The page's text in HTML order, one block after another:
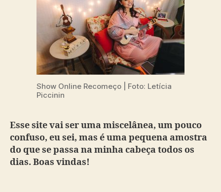
Show Online Recomeço | Foto: Letícia
Piccinin
Esse site vai ser uma miscelânea, um pouco
confuso, eu sei, mas é uma pequena amostra
do que se passa na minha cabeça todos os
dias. Boas vindas!